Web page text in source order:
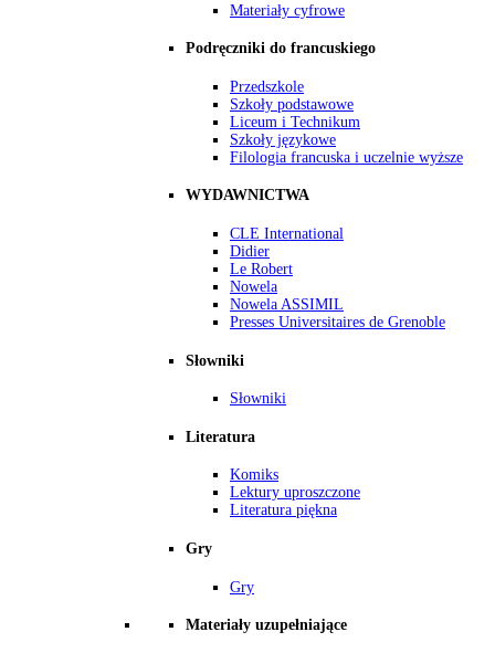
Materiały cyfrowe
Podręczniki do francuskiego
Przedszkole
Szkoły podstawowe
Liceum i Technikum
Szkoły językowe
Filologia francuska i uczelnie wyższe
WYDAWNICTWA
CLE International
Didier
Le Robert
Nowela
Nowela ASSIMIL
Presses Universitaires de Grenoble
Słowniki
Słowniki
Literatura
Komiks
Lektury uproszczone
Literatura piękna
Gry
Gry
Materiały uzupełniające